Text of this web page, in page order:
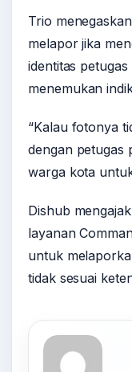
Trio
melapor jika
identitas
menemukan
“Kalau fotonya
dengan petugas
warga kota
Dishub
layanan
untuk
tidak sesuai